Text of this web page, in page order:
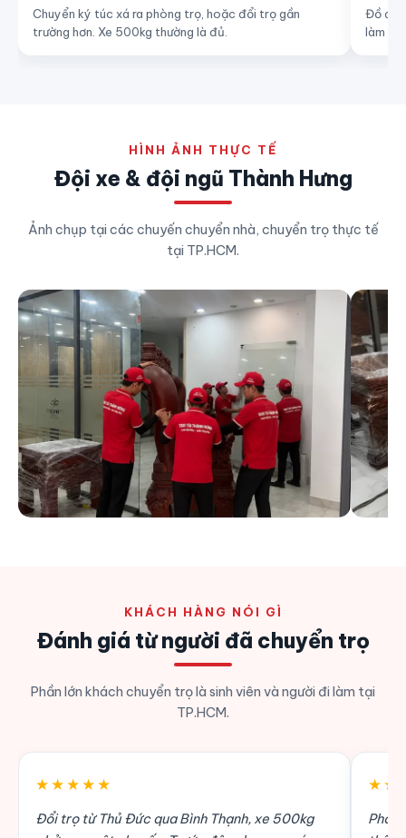
Chuyển ký túc xá ra phòng trọ, hoặc đổi trọ gần
trường hơn. Xe 500kg thường là đủ.
Đồ đạc
làm
HÌNH ẢNH THỰC TẾ
Đội xe & đội ngũ Thành Hưng
Ảnh chụp tại các chuyến chuyển nhà, chuyển trọ thực tế
tại TP.HCM.
KHÁCH HÀNG NÓI GÌ
Đánh giá từ người đã chuyển trọ
Phần lớn khách chuyển trọ là sinh viên và người đi làm tại
TP.HCM.
★★★★★
Đổi trọ từ Thủ Đức qua Bình Thạnh, xe 500kg